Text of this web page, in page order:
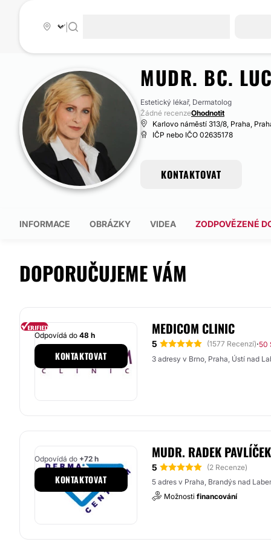
MUDR. BC.
Estetický lékař, Dermatolog
Žádné recenzeOhodnotit
Karlovo náměstí 313/8, Praha,
IČP nebo IČO 02635178
KONTAKTOVAT
INFORMACE OBRÁZKY VIDEA ZODPOVĚZENÉ
DOPORUČUJEME VÁM
MEDICOM CLINIC
5 (1577 Recenzí)·50
3 adresy v Brno, Praha, Ústí nad
Odpovídá do 48 h
KONTAKTOVAT
MUDR. RADEK
5
(2 Recenze)
5 adres v Praha, Brandýs nad
Možnosti financování
Odpovídá do +72 h
KONTAKTOVAT